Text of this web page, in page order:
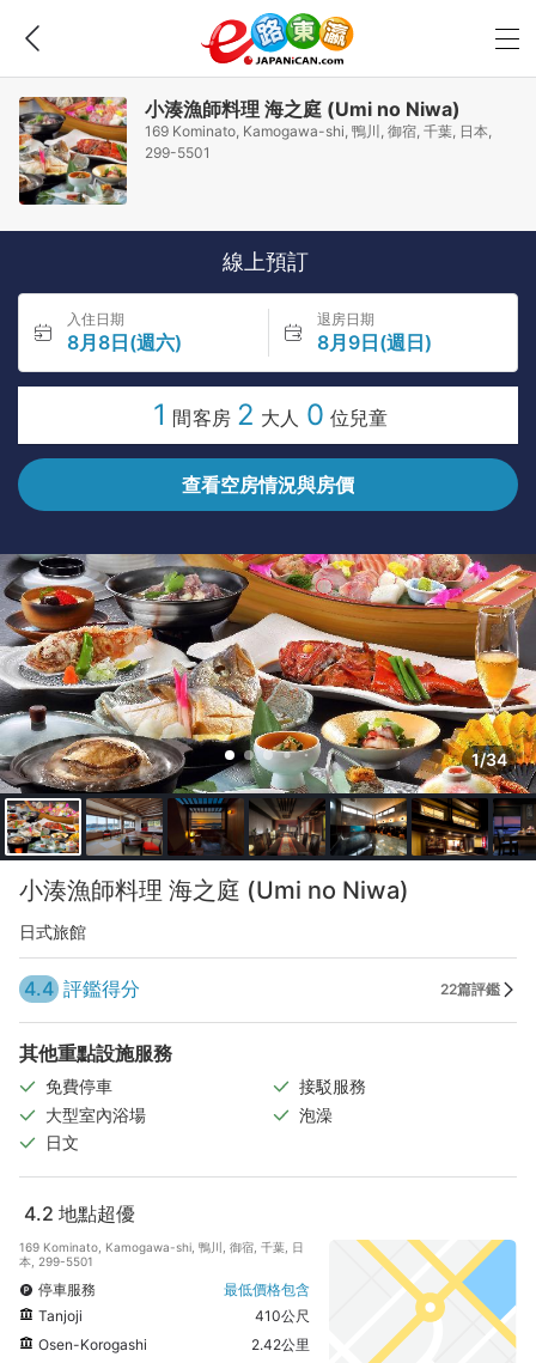
小湊漁師料理 海之庭 (Umi no Niwa)
169 Kominato, Kamogawa-shi, 鴨川, 御宿, 千葉, 日本,
299-5501
線上預訂
入住日期
8月8日(週六)
退房日期
8月9日(週日)
1 間客房 2 大人 0 位兒童
查看空房情況與房價
1/34
小湊漁師料理 海之庭 (Umi no Niwa)
日式旅館
4.4 評鑑得分 22篇評鑑
其他重點設施服務
免費停車
接駁服務
大型室內浴場
泡澡
日文
4.2 地點超優
169 Kominato, Kamogawa-shi, 鴨川, 御宿, 千葉, 日
本, 299-5501
停車服務
最低價格包含
Tanjoji
410公尺
Osen-Korogashi
2.42公里